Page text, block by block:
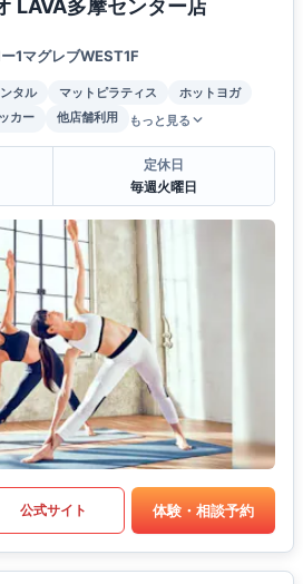
LAVA多摩センター店
1マグレブWEST1F
タル マットピラティス
ホットヨガ
カー 他店舗利用 もっと見る
定休日
毎週火曜日
公式サイト 体験・相談予約